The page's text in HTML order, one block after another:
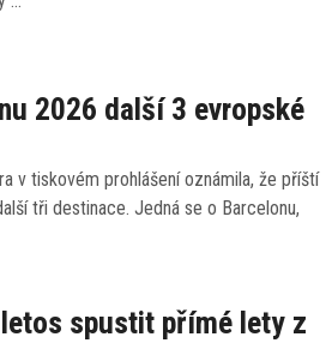
2026 další 3 evropské
v tiskovém prohlášení oznámila, že příští
tři destinace. Jedná se o Barcelonu,
spustit přímé lety z